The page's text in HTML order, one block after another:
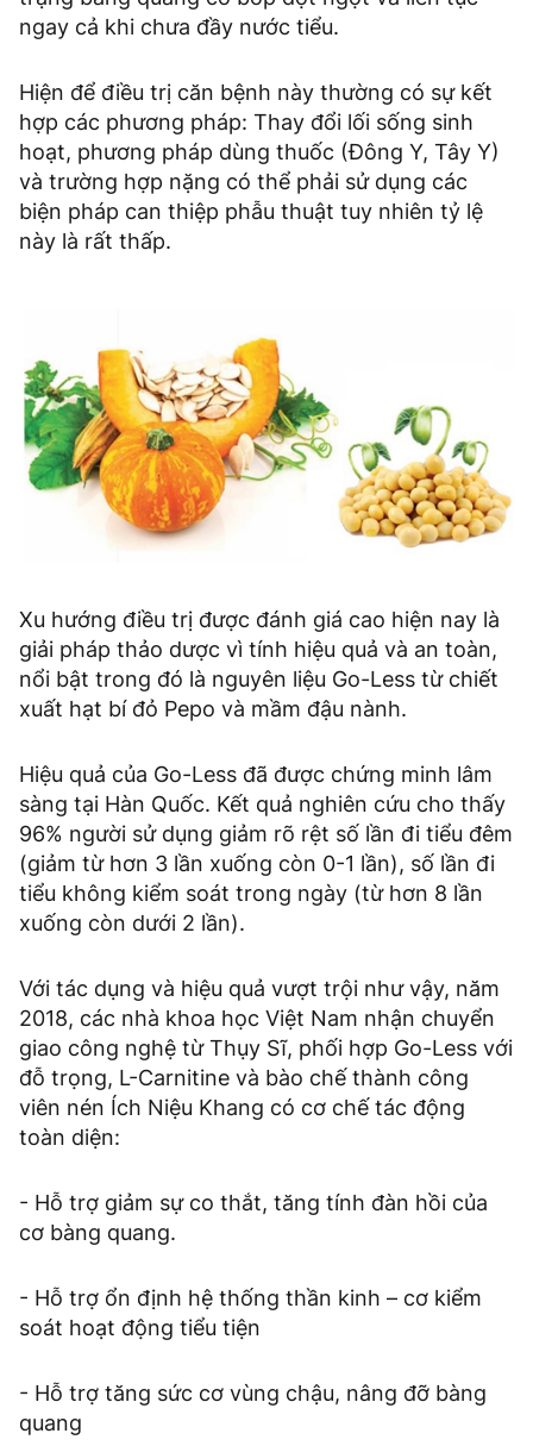
ngay cả khi chưa đầy nước tiểu.
Hiện để điều trị căn bệnh này thường có sự kết
hợp các phương pháp: Thay đổi lối sống sinh
hoạt, phương pháp dùng thuốc (Đông Y, Tây Y)
và trường hợp nặng có thể phải sử dụng các
biện pháp can thiệp phẫu thuật tuy nhiên tỷ lệ
này là rất thấp.
Xu hướng điều trị được đánh giá cao hiện nay là
giải pháp thảo dược vì tính hiệu quả và an toàn,
nổi bật trong đó là nguyên liệu Go-Less từ chiết
xuất hạt bí đỏ Pepo và mầm đậu nành.
Hiệu quả của Go-Less đã được chứng minh lâm
sàng tại Hàn Quốc. Kết quả nghiên cứu cho thấy
96% người sử dụng giảm rõ rệt số lần đi tiểu đêm
(giảm từ hơn 3 lần xuống còn 0-1 lần), số lần đi
tiểu không kiểm soát trong ngày (từ hơn 8 lần
xuống còn dưới 2 lần).
Với tác dụng và hiệu quả vượt trội như vậy, năm
2018, các nhà khoa học Việt Nam nhận chuyển
giao công nghệ từ Thụy Sĩ, phối hợp Go-Less với
đỗ trọng, L-Carnitine và bào chế thành công
viên nén Ích Niệu Khang có cơ chế tác động
toàn diện:
- Hỗ trợ giảm sự co thắt, tăng tính đàn hồi của
cơ bàng quang.
- Hỗ trợ ổn định hệ thống thần kinh – cơ kiểm
soát hoạt động tiểu tiện
- Hỗ trợ tăng sức cơ vùng chậu, nâng đỡ bàng
quang